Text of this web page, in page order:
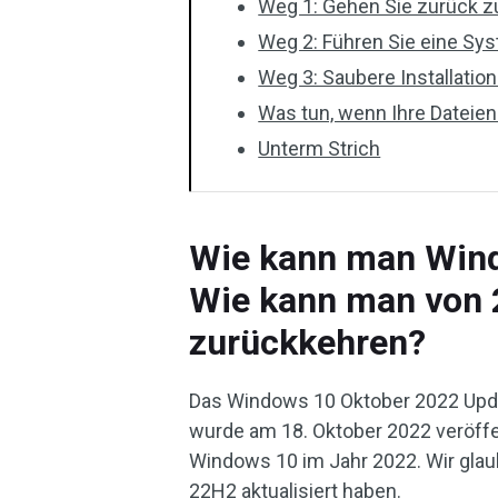
Weg 1: Gehen Sie zurück
Weg 2: Führen Sie eine
Weg 3: Saubere
Was tun, wenn Ihre
Unterm Strich
Wie kann man
Wie kann man
zurückkehren?
Das Windows 10 Oktober 2022
wurde am 18. Oktober 2022
Windows 10 im Jahr 2022. Wir
22H2 aktualisiert haben.